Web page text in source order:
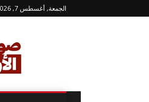
الجمعة, أغسطس 7, 2026